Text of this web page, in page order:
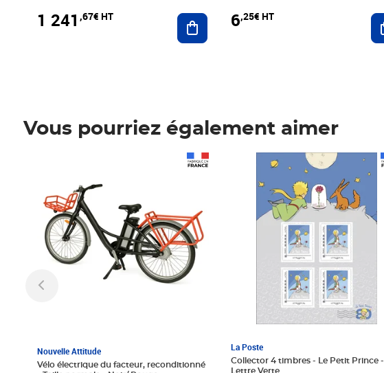
1 241 ,67€ HT Ajouter au panier
6,25€ HT
Vous pourriez également aimer
Nouvelle Attitude
Vélo électrique du facteur, reconditionné
La Poste
Collector 4 timbres - Le Petit Prince -
Lettre Verte
Prix 6,25€ HT